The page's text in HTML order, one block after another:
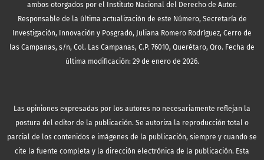
ambos otorgados por el Instituto Nacional del Derecho de Autor.
Responsable de la última actualización de este Número, Secretaría de
Investigación, Innovación y Posgrado, Juliana Romero Rodríguez, Cerro de
las Campanas, s/n, Col. Las Campanas, C.P. 76010, Querétaro, Qro. Fecha de
última modificación: 29 de enero de 2026.
Las opiniones expresadas por los autores no necesariamente reflejan la
postura del editor de la publicación. Se autoriza la reproducción total o
parcial de los contenidos e imágenes de la publicación, siempre y cuando se
cite la fuente completa y la dirección electrónica de la publicación. Esta